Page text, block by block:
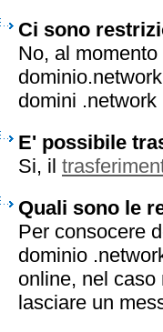
Ci sono
No, al
domini
E' possibile
Si, il
Quali sono le
Per consocere
dominio
online, nel
lasciare un